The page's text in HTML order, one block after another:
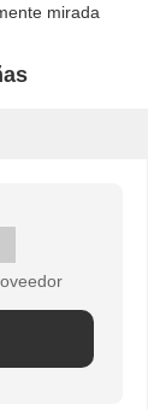
mirada